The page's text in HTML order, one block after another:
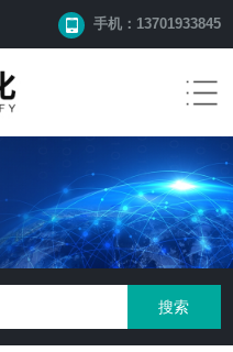
手机：13701933845